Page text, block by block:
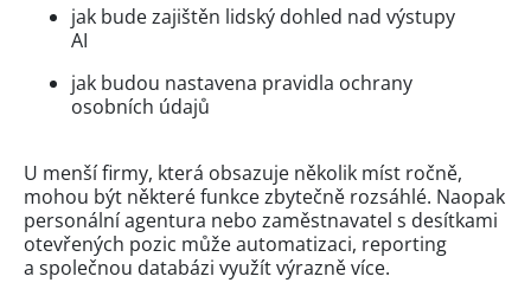
jak bude zajištěn lidský dohled nad výstupy
AI
jak budou nastavena pravidla ochrany
osobních údajů
U menší firmy, která obsazuje několik míst ročně,
mohou být některé funkce zbytečně rozsáhlé. Naopak
personální agentura nebo zaměstnavatel s desítkami
otevřených pozic může automatizaci, reporting
a společnou databázi využít výrazně více.